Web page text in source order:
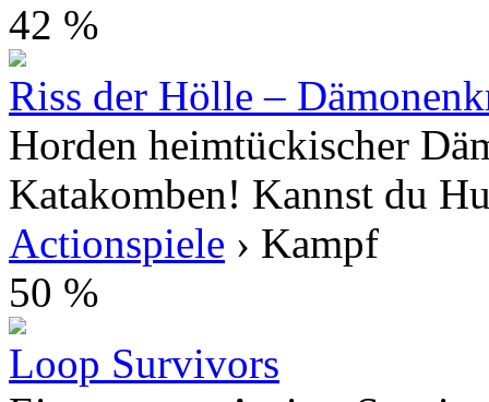
42 %
Riss der Hölle –
Horden heimtückischer
Katakomben! Kannst du
Actionspiele › Kampf
50 %
Loop Survivors